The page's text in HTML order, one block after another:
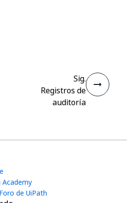
Sig.
Registros de
auditoría
Academy
Foro de UiPath